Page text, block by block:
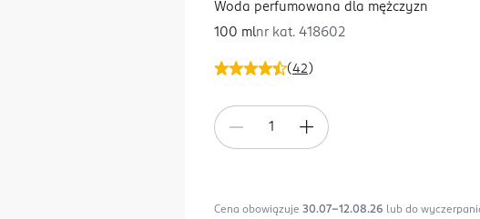
(42 )
Woda perfumowana dla mężczyzn
100 mlnr kat. 418602
Cena obowiązuje 30.07-12.08.26 lub do